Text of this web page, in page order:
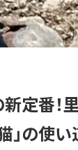
定番！
」の使い